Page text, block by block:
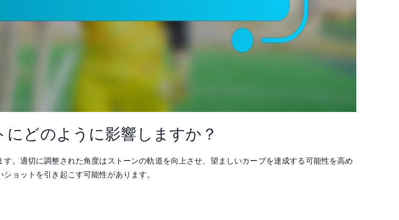
どのように影響しますか？
。適切に調整された角度はストーンの軌道を向上させ、望ましいカーブを達成する可能性を高め
ョットを引き起こす可能性があります。